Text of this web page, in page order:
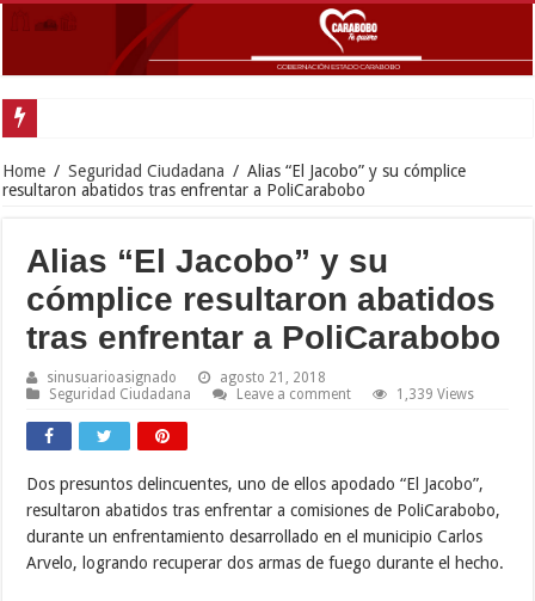
Home / Seguridad Ciudadana / Alias “El Jacobo” y su cómplice
resultaron abatidos tras enfrentar a PoliCarabobo
Alias “El Jacobo” y su
cómplice resultaron abatidos
tras enfrentar a PoliCarabobo
sinusuarioasignado
agosto 21, 2018
Seguridad Ciudadana
Leave a comment 1,339 Views
Dos presuntos delincuentes, uno de ellos apodado “El Jacobo”,
resultaron abatidos tras enfrentar a comisiones de PoliCarabobo,
durante un enfrentamiento desarrollado en el municipio Carlos
Arvelo, logrando recuperar dos armas de fuego durante el hecho.